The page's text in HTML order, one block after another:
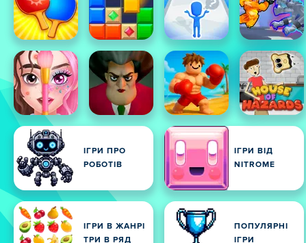
ІГРИ ПРО
РОБОТІВ
ІГРИ ВІД
NITROME
ІГРИ В ЖАНРІ
ТРИ В РЯД
ПОПУЛЯРНІ
ІГРИ